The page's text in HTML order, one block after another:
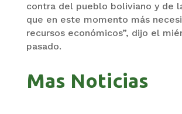
contra del pueblo boliviano y de
que en este momento más
recursos económicos”, dijo el
pasado.
Mas Noticias